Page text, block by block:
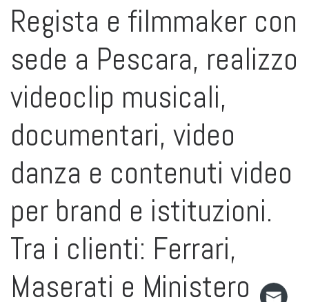
Regista e filmmaker con
sede a Pescara, realizzo
videoclip musicali,
documentari, video
danza e contenuti video
per brand e istituzioni.
Tra i clienti: Ferrari,
Maserati e Ministero